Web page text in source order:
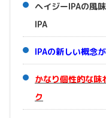
ヘイジーIPAの風
IPA
IPAの新しい概念
かなり個性的な味
ク